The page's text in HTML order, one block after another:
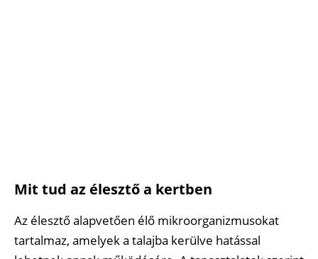
Mit tud az élesztő a kertben
Az élesztő alapvetően élő mikroorganizmusokat
tartalmaz, amelyek a talajba kerülve hatással